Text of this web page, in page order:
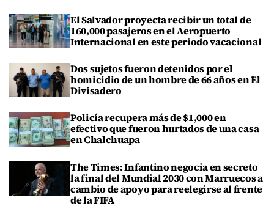
El Salvador proyecta recibir un total de
160,000 pasajeros en el Aeropuerto
Internacional en este periodo vacacional
Dos sujetos fueron detenidos por el
homicidio de un hombre de 66 años en El
Divisadero
Policía recupera más de $1,000 en
efectivo que fueron hurtados de una casa
en Chalchuapa
The Times: Infantino negocia en secreto
la final del Mundial 2030 con Marruecos a
cambio de apoyo para reelegirse al frente
de la FIFA